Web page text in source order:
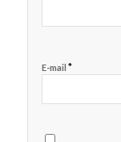
E-mail *